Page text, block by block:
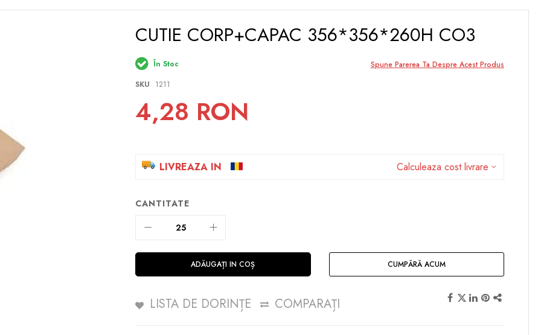
CUTIE CORP+CAPAC 356*356*260H CO3
Spune Parerea Ta Despre Acest Produs
În Stoc
SKU
1211
4,28 RON
LIVREAZA IN Calculeaza cost livrare
CANTITATE
ADĂUGAȚI IN COȘ CUMPĂRĂ ACUM
LISTA DE DORINȚE COMPARAȚI